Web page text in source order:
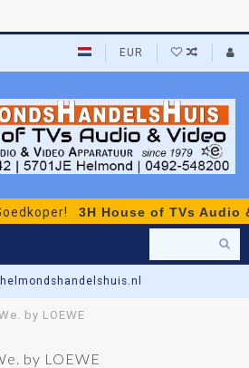
EUR
3H House of TVs Audio &
by LOEWE
by LOEWE